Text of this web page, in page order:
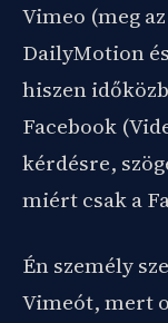
Vimeo (meg
DailyMotion
hiszen
Facebook
kérdésre,
miért csak a
Én személy
Vimeót, mert